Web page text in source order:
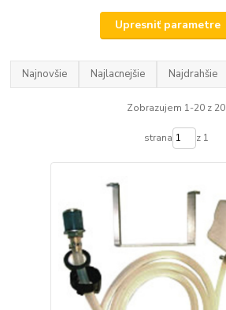
Upresniť parametre
Najnovšie Najlacnejšie Najdrahšie
Zobrazujem 1-20 z 20
strana z 1